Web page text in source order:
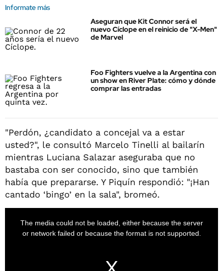
Informate más
Aseguran que Kit Connor será el
nuevo Cíclope en el reinicio de "X-Men"
de Marvel
Foo Fighters vuelve a la Argentina con
un show en River Plate: cómo y dónde
comprar las entradas
"Perdón, ¿candidato a concejal va a estar
usted?", le consultó Marcelo Tinelli al bailarín
mientras Luciana Salazar aseguraba que no
bastaba con ser conocido, sino que también
había que prepararse. Y Piquín respondió: "¡Han
cantado ‘bingo’ en la sala", bromeó.